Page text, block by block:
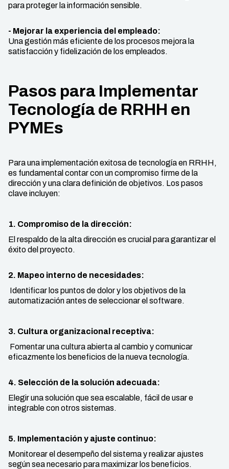
para proteger la información sensible.
- Mejorar la experiencia del empleado:
Una gestión más eficiente de los procesos mejora la
satisfacción y fidelización de los empleados.
Pasos para Implementar
Tecnología de RRHH en
PYMEs
Para una implementación exitosa de tecnología en RRHH,
es fundamental contar con un compromiso firme de la
dirección y una clara definición de objetivos. Los pasos
clave incluyen:
1. Compromiso de la dirección:
El respaldo de la alta dirección es crucial para garantizar el
éxito del proyecto.
2. Mapeo interno de necesidades:
Identificar los puntos de dolor y los objetivos de la
automatización antes de seleccionar el software.
3. Cultura organizacional receptiva:
Fomentar una cultura abierta al cambio y comunicar
eficazmente los beneficios de la nueva tecnología.
4. Selección de la solución adecuada:
Elegir una solución que sea escalable, fácil de usar e
integrable con otros sistemas.
5. Implementación y ajuste continuo:
Monitorear el desempeño del sistema y realizar ajustes
según sea necesario para maximizar los beneficios.